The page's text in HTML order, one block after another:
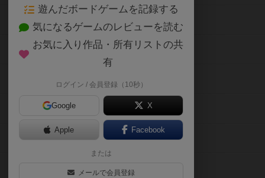
遊んだボードゲームを記録する
気になるゲームのレビューを読む
お気に入り作品・所有リストの共
有
ログイン / 会員登録（10秒）
Google X
Apple Facebook
または
メールで会員登録
ボードゲーム会情報
メカニクス特集
掲示板・トピックス
ボドとも・会員一覧
ボードゲーム業界コラム
ボドゲーマご利用案内